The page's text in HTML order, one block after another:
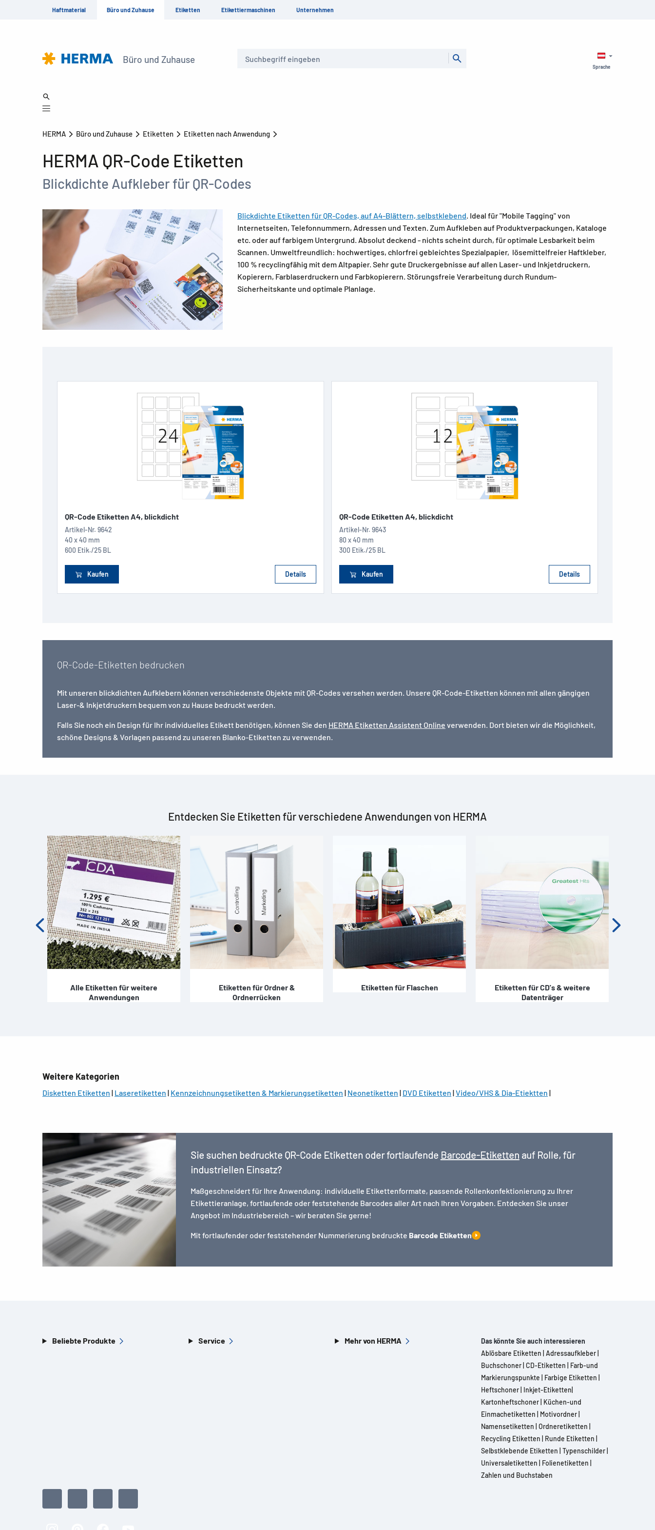
Haftmaterial Büro und Zuhause Etiketten Etikettiermaschinen Unternehmen
Büro und Zuhause
Sprache
HERMA Büro und Zuhause Etiketten Etiketten nach Anwendung
HERMA QR-Code Etiketten
Blickdichte Aufkleber für QR-Codes
Blickdichte Etiketten für QR-Codes, auf A4-Blättern, selbstklebend. Ideal für "Mobile Tagging" von
Internetseiten, Telefonnummern, Adressen und Texten. Zum Aufkleben auf Produktverpackungen, Kataloge
etc. oder auf farbigem Untergrund. Absolut deckend - nichts scheint durch, für optimale Lesbarkeit beim
Scannen. Umweltfreundlich: hochwertiges, chlorfrei gebleichtes Spezialpapier, lösemittelfreier Haftkleber,
100 % recyclingfähig mit dem Altpapier. Sehr gute Druckergebnisse auf allen Laser- und Inkjetdruckern,
Kopierern, Farblaserdruckern und Farbkopierern. Störungsfreie Verarbeitung durch Rundum-
Sicherheitskante und optimale Planlage.
QR-Code Etiketten A4, blickdicht
Artikel-Nr. 9642
40 x 40 mm
600 Etik./25 BL
Kaufen Details
QR-Code Etiketten A4, blickdicht
Artikel-Nr. 9643
80 x 40 mm
300 Etik./25 BL
Kaufen Details
QR-Code-Etiketten bedrucken
Mit unseren blickdichten Aufklebern können verschiedenste Objekte mit QR-Codes versehen werden. Unsere QR-Code-Etiketten können mit allen gängigen
Laser-& Inkjetdruckern bequem von zu Hause bedruckt werden.
Falls Sie noch ein Design für Ihr individuelles Etikett benötigen, können Sie den HERMA Etiketten Assistent Online verwenden. Dort bieten wir die Möglichkeit,
schöne Designs & Vorlagen passend zu unseren Blanko-Etiketten zu verwenden.
Entdecken Sie Etiketten für verschiedene Anwendungen von HERMA
Alle Etiketten für weitere
Anwendungen
Etiketten für Ordner &
Ordnerrücken
Etiketten für Flaschen
Etiketten für CD's & weitere
Datenträger
Weitere Kategorien
Disketten Etiketten | Laseretiketten | Kennzeichnungsetiketten & Markierungsetiketten | Neonetiketten | DVD Etiketten |Video/VHS & Dia-Etiektten |
Sie suchen bedruckte QR-Code Etiketten oder fortlaufende Barcode-Etiketten auf Rolle, für
industriellen Einsatz?
Maßgeschneidert für Ihre Anwendung: individuelle Etikettenformate, passende Rollenkonfektionierung zu Ihrer
Etikettieranlage, fortlaufende oder feststehende Barcodes aller Art nach Ihren Vorgaben. Entdecken Sie unser
Angebot im Industriebereich – wir beraten Sie gerne!
Mit fortlaufender oder feststehender Nummerierung bedruckte Barcode Etiketten
Beliebte Produkte Service Mehr von HERMA
Das könnte Sie auch interessieren
Ablösbare Etiketten Adressaufkleber
Buchschoner CD-Etiketten
Farb-und
Markierungspunkte
Farbige Etiketten
Heftschoner Inkjet-Etiketten
Kartonheftschoner Küchen-und
Einmachetiketten
Motivordner
Namensetiketten Ordneretiketten
Recycling Etiketten
Runde Etiketten
Selbstklebende Etiketten Typenschilder
Universaletiketten
Folienetiketten
Zahlen und Buchstaben